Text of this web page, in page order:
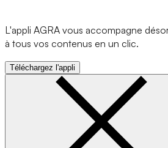
L'appli AGRA vous accompagne
à tous vos contenus en un clic.
Téléchargez l'appli